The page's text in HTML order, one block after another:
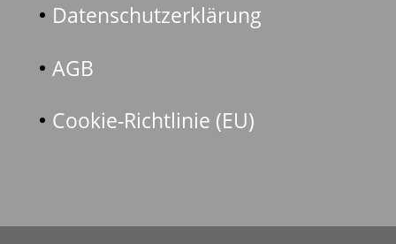
Datenschutzerklärung
AGB
Cookie-Richtlinie (EU)